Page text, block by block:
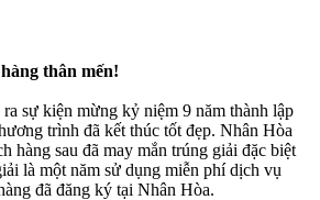
thân mến!
ra sự kiện mừng kỷ niệm 9 năm thành lập
trình đã kết thúc tốt đẹp. Nhân Hòa
hàng sau đã may mắn trúng giải đặc biệt
là một năm sử dụng miễn phí dịch vụ
đã đăng ký tại Nhân Hòa.